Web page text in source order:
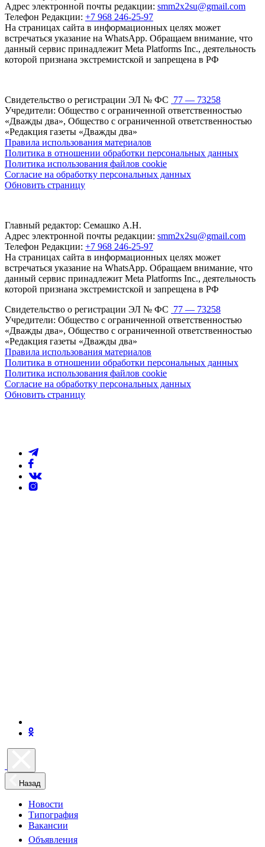
Адрес электронной почты редакции: smm2x2su@gmail.com
Телефон Редакции: +7 968 246-25-97
На страницах сайта в информационных целях может
встречаться указание на WhatsApp. Обращаем внимание, что
данный сервис принадлежит Meta Platforms Inc., деятельность
которой признана экстремистской и запрещена в РФ
Свидетельство о регистрации ЭЛ № ФС 77 — 73258
Учредители: Общество с ограниченной ответственностью
«Дважды два», Общество с ограниченной ответственностью
«Редакция газеты «Дважды два»
Правила использования материалов
Политика в отношении обработки персональных данных
Политика использования файлов cookie
Согласие на обработку персональных данных
Обновить страницу
Главный редактор: Семашко А.Н.
Адрес электронной почты редакции: smm2x2su@gmail.com
Телефон Редакции: +7 968 246-25-97
На страницах сайта в информационных целях может
встречаться указание на WhatsApp. Обращаем внимание, что
данный сервис принадлежит Meta Platforms Inc., деятельность
которой признана экстремистской и запрещена в РФ
Свидетельство о регистрации ЭЛ № ФС 77 — 73258
Учредители: Общество с ограниченной ответственностью
«Дважды два», Общество с ограниченной ответственностью
«Редакция газеты «Дважды два»
Правила использования материалов
Политика в отношении обработки персональных данных
Политика использования файлов cookie
Согласие на обработку персональных данных
Обновить страницу
Назад
Новости
Типография
Вакансии
Объявления